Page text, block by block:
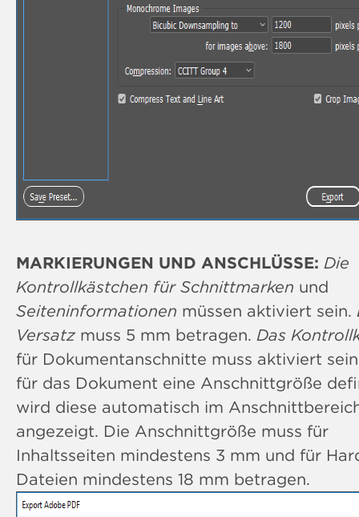
MARKIERUNGEN UND ANSCHLÜSSE: Die
Kontrollkästchen für Schnittmarken und
Seiteninformationen müssen aktiviert sein.
Versatz muss 5 mm betragen. Das
für Dokumentanschnitte muss aktiviert
für das Dokument eine Anschnittgröße
wird diese automatisch im
angezeigt. Die Anschnittgröße muss für
Inhaltsseiten mindestens 3 mm und für
Dateien mindestens 18 mm betragen.